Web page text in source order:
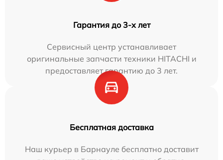
Гарантия до 3-х лет
Сервисный центр устанавливает
оригинальные запчасти техники HITACHI и
предоставляет гарантию до 3 лет.
Бесплатная доставка
Наш курьер в Барнауле бесплатно доставит